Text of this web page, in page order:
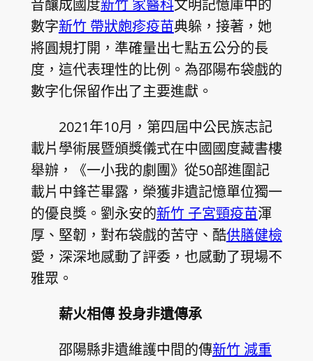
音釀成國度新竹 家醫科文明記憶庫中的
數字新竹 帶狀皰疹疫苗典躲，接著，她
將圓規打開，準確量出七點五公分的長
度，這代表理性的比例。為邵陽布袋戲的
數字化保留作出了主要進獻。
2021年10月，第四屆中公民族志記
載片學術展暨頒獎儀式在中國國度藏書樓
舉辦，《一小我的劇團》從50部進圍記
載片中鋒芒畢露，榮獲非遺記憶單位獨一
的優良獎。劉永安的新竹 子宮頸疫苗渾
厚、堅韌，對布袋戲的苦守、酷供膳健檢
愛，深深地感動了評委，也感動了現場不
雅眾。
薪火相傳 投身非遺傳承
邵陽縣非遺維護中間的傳新竹 減重